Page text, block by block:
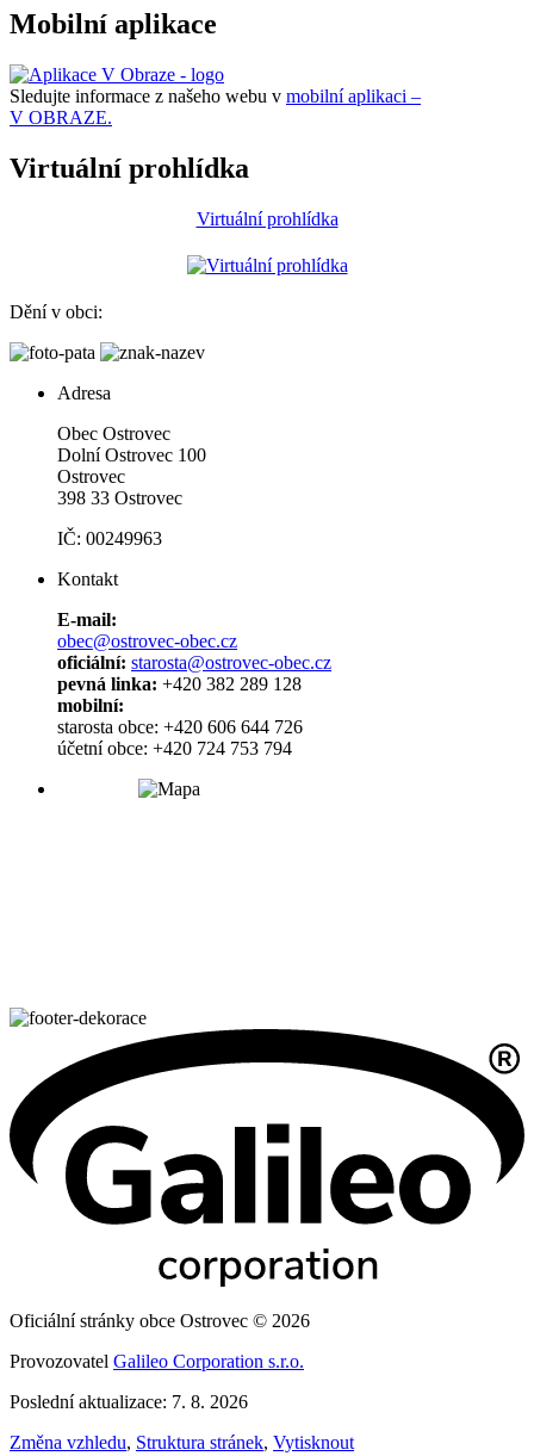
Mobilní aplikace
Sledujte informace z našeho webu v mobilní aplikaci –
V OBRAZE.
Virtuální prohlídka
Virtuální prohlídka
Dění v obci:
Adresa
Obec Ostrovec
Dolní Ostrovec 100
Ostrovec
398 33 Ostrovec
IČ: 00249963
Kontakt
E-mail:
obec@ostrovec-obec.cz
oficiální: starosta@ostrovec-obec.cz
pevná linka: +420 382 289 128
mobilní:
starosta obce: +420 606 644 726
účetní obce: +420 724 753 794
Oficiální stránky obce Ostrovec © 2026
Provozovatel Galileo Corporation s.r.o.
Poslední aktualizace: 7. 8. 2026
Změna vzhledu, Struktura stránek, Vytisknout